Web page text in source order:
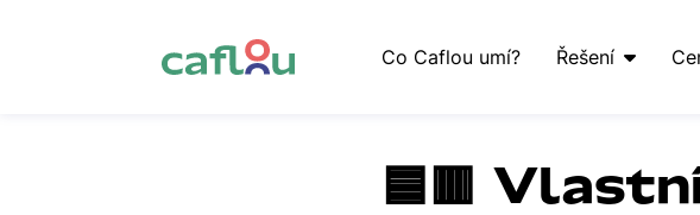
Co Caflou umí? Řešení
🟦🟥